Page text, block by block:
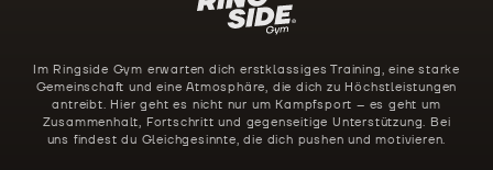
Im Ringside Gym erwarten dich erstklassiges Training, eine starke
Gemeinschaft und eine Atmosphäre, die dich zu Höchstleistungen
antreibt. Hier geht es nicht nur um Kampfsport – es geht um
Zusammenhalt, Fortschritt und gegenseitige Unterstützung. Bei
uns findest du Gleichgesinnte, die dich pushen und motivieren.